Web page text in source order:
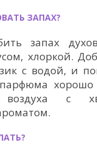
ЗАПАХ?
запах
хлоркой.
с водой, и
хорошо
воздуха с